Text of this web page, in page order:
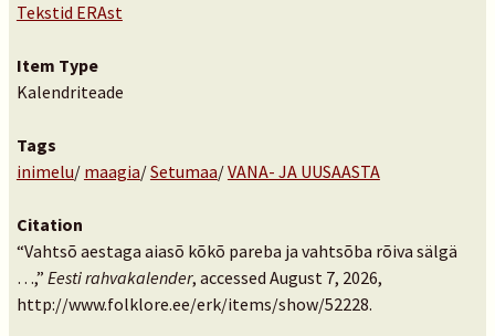
Tekstid ERAst
Item Type
Kalendriteade
Tags
inimelu/ maagia/Setumaa/VANA- JA UUSAASTA
Citation
“Vahtsõ aestaga aiasõ kõkõ pareba ja vahtsõba rõiva sälgä
…,” Eesti rahvakalender, accessed August 7, 2026,
http://www.folklore.ee/erk/items/show/52228.